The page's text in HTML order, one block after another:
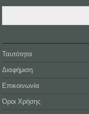
Ταυτότητα
Διαφήμιση
Επικοινωνία
Όροι Χρήσης